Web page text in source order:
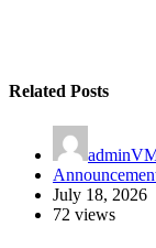
Related Posts
July 18, 2026
72 views